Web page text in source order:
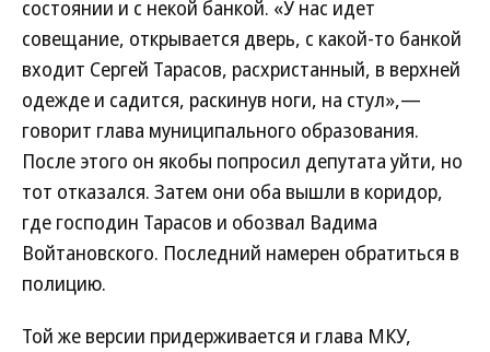
состоянии и с некой банкой. «У нас идет
совещание, открывается дверь, с какой-то банкой
входит Сергей Тарасов, расхристанный, в верхней
одежде и садится, раскинув ноги, на стул»,—
говорит глава муниципального образования.
После этого он якобы попросил депутата уйти, но
тот отказался. Затем они оба вышли в коридор,
где господин Тарасов и обозвал Вадима
Войтановского. Последний намерен обратиться в
полицию.
Той же версии придерживается и глава МКУ,